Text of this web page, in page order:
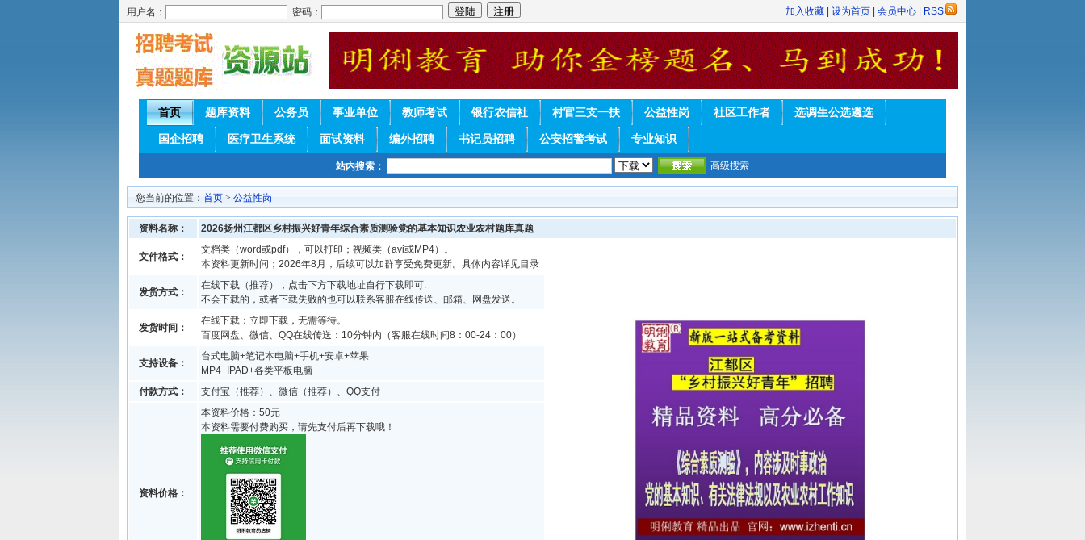
用户名： 密码： 加入收藏 设为首页 会员中心 RSS
首页 题库资料 公务员 事业单位 教师考试 银行农信社 村官三支一扶 公益性岗 社区工作者 选调生公选遴选
国企招聘 医疗卫生系统 面试资料 编外招聘 书记员招聘 公安招警考试 专业知识
站内搜索： 高级搜索
您当前的位置： 首页 > 公益性岗
资料名称： 2026扬州江都区乡村振兴好青年综合素质测验党的基本知识农业农村题库真题
文件格式：
文档类（word或pdf），可以打印；视频类（avi或MP4）。
本资料更新时间；2026年8月，后续可以加群享受免费更新。具体内容详见目录
发货方式：
在线下载（推荐），点击下方下载地址自行下载即可.
不会下载的，或者下载失败的也可以联系客服在线传送、邮箱、网盘发送。
发货时间：
在线下载：立即下载，无需等待。
百度网盘、微信、QQ在线传送：10分钟内（客服在线时间8：00-24：00）
支持设备：
台式电脑+笔记本电脑+手机+安卓+苹果
MP4+IPAD+各类平板电脑
付款方式：
支付宝（推荐）、微信（推荐）、QQ支付
资料价格：
本资料价格：50元
本资料需要付费购买，请先支付后再下载哦！